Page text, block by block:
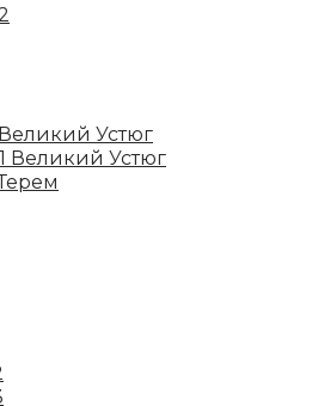
Устюг
Великий Устюг